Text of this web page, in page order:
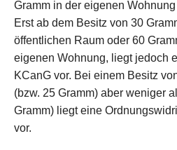
Gramm in der eigenen
Erst ab dem Besitz von 30
öffentlichen Raum oder 60
eigenen Wohnung, liegt jedoch
KCanG vor. Bei einem Besitz
(bzw. 25 Gramm) aber weniger
Gramm) liegt eine
vor.